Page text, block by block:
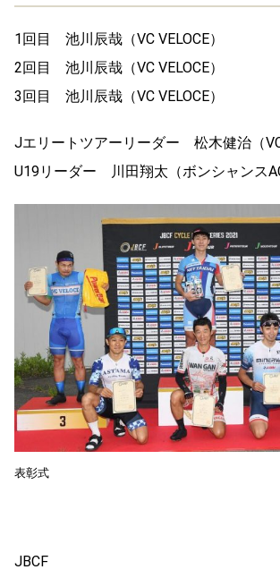
1回目 池川辰哉（VC VELOCE）
2回目 池川辰哉（VC VELOCE）
3回目 池川辰哉（VC VELOCE）
Jエリートツアーリーダー 松木健治（VC
U19リーダー 川田翔太（ボンシャンス
表彰式
JBCF